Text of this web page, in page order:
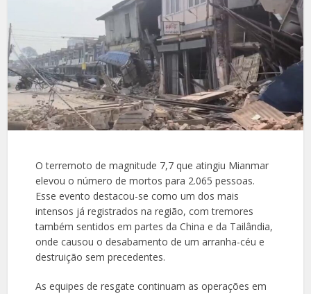
O terremoto de magnitude 7,7 que atingiu Mianmar
elevou o número de mortos para 2.065 pessoas.
Esse evento destacou-se como um dos mais
intensos já registrados na região, com tremores
também sentidos em partes da China e da Tailândia,
onde causou o desabamento de um arranha-céu e
destruição sem precedentes.
As equipes de resgate continuam as operações em